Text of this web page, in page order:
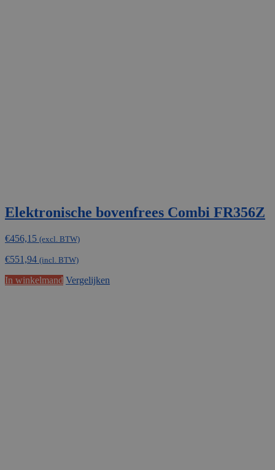
Elektronische bovenfrees Combi FR356Z
€456,15 (excl. BTW)
€551,94 (incl. BTW)
In winkelmand Vergelijken